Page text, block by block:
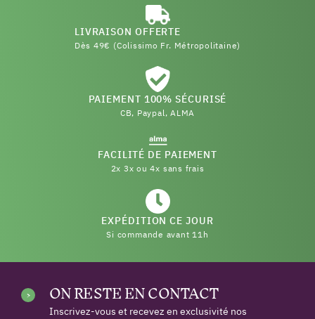
LIVRAISON OFFERTE
Dès 49€ (Colissimo Fr. Métropolitaine)
PAIEMENT 100% SÉCURISÉ
CB, Paypal, ALMA
FACILITÉ DE PAIEMENT
2x 3x ou 4x sans frais
EXPÉDITION CE JOUR
Si commande avant 11h
ON RESTE EN CONTACT
Inscrivez-vous et recevez en exclusivité nos